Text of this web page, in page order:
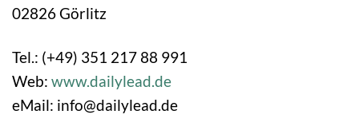
02826 Görlitz
Tel.: (+49) 351 217 88 991
Web: www.dailylead.de
eMail: info@dailylead.de